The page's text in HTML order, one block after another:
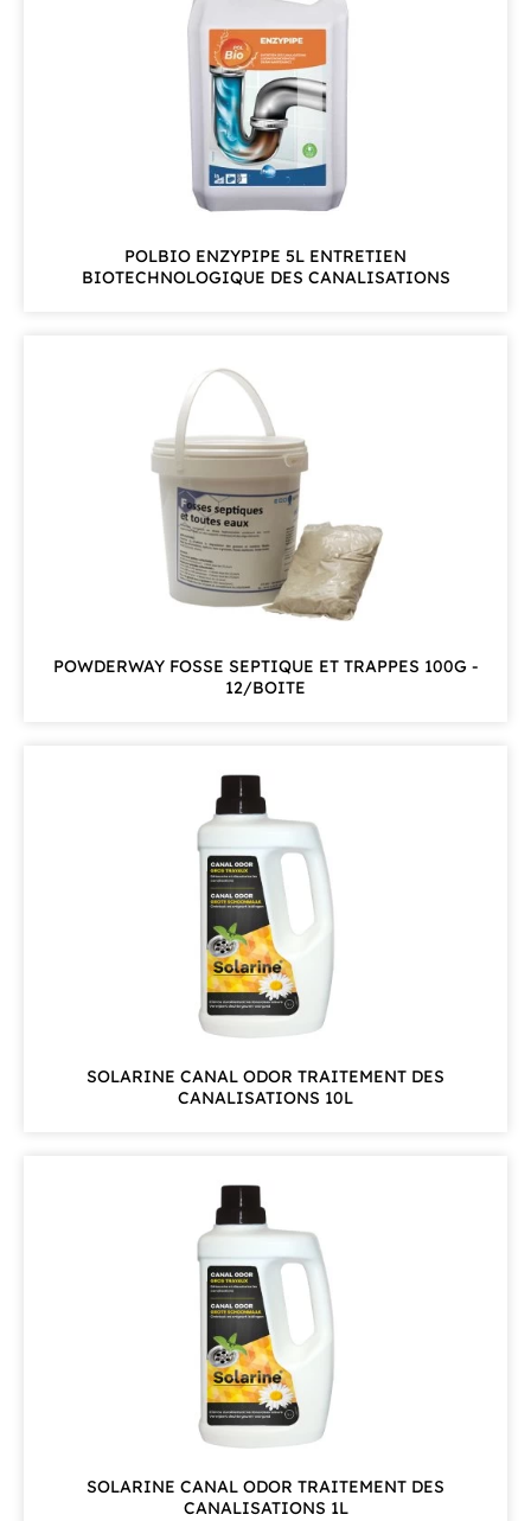
POLBIO ENZYPIPE 5L ENTRETIEN
BIOTECHNOLOGIQUE DES CANALISATIONS
POWDERWAY FOSSE SEPTIQUE ET TRAPPES 100G -
12/BOITE
SOLARINE CANAL ODOR TRAITEMENT DES
CANALISATIONS 10L
SOLARINE CANAL ODOR TRAITEMENT DES
CANALISATIONS 1L